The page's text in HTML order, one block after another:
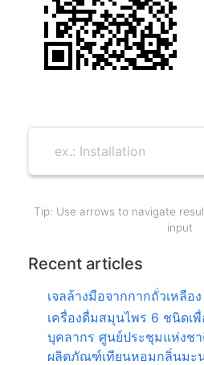
Tip: Use arrows to navigate
input
Recent articles
เจลล้างมือจากกากถั่วเหลือง
เครื่องดื่มสมุนไพร 6 ชนิดเ
บุคลากร ศูนย์ประชุมแห่งช
ผลิตภัณฑ์เทียนหอมกลิ่นมะ